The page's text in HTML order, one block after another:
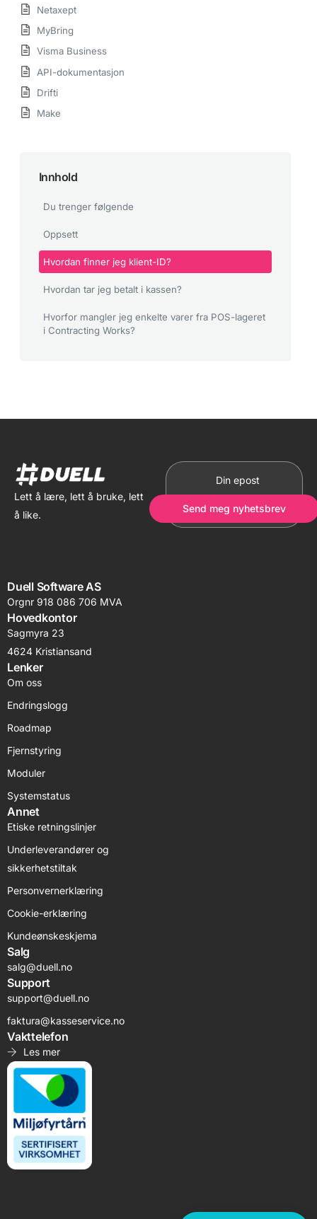
Netaxept
MyBring
Visma Business
API-dokumentasjon
Drifti
Make
Innhold
Du trenger følgende
Oppsett
Hvordan finner jeg klient-ID?
Hvordan tar jeg betalt i kassen?
Hvorfor mangler jeg enkelte varer fra POS-lageret
i Contracting Works?
Lett å lære, lett å bruke, lett
å like.
Send meg nyhetsbrev
Duell Software AS
Orgnr 918 086 706 MVA
Hovedkontor
Sagmyra 23
4624 Kristiansand
Lenker
Om oss
Endringslogg
Roadmap
Fjernstyring
Moduler
Systemstatus
Annet
Etiske retningslinjer
Underleverandører og
sikkerhetstiltak
Personvernerklæring
Cookie-erklæring
Kundeønskeskjema
Salg
salg@duell.no
Support
support@duell.no
faktura@kasseservice.no
Vakttelefon
Les mer